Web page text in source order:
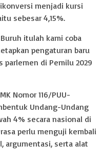
menjadi kursi
sebesar 4,15%.
itulah kami coba
pengaturan baru
di Pemilu 2029
Nomor 116/PUU-
Undang-Undang
4% secara nasional di
perlu menguji kembali
argumentasi, serta alat